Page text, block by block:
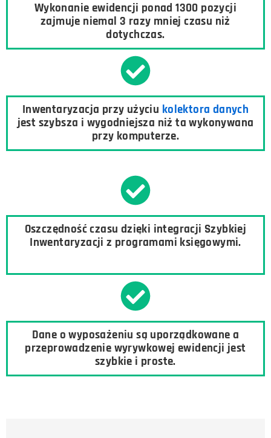
Wykonanie ewidencji ponad 1300 pozycji
zajmuje niemal 3 razy mniej czasu niż
dotychczas.
Inwentaryzacja przy użyciu kolektora danych
jest szybsza i wygodniejsza niż ta wykonywana
przy komputerze.
Oszczędność czasu dzięki integracji Szybkiej
Inwentaryzacji z programami księgowymi.
Dane o wyposażeniu są uporządkowane a
przeprowadzenie wyrywkowej ewidencji jest
szybkie i proste.